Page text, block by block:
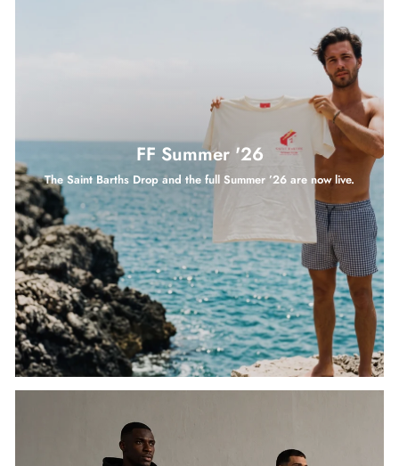
FF Summer '26
The Saint Barths Drop and the full Summer ’26 are now live.